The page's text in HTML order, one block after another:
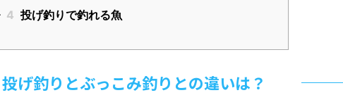
4 投げ釣りで釣れる魚
投げ釣りとぶっこみ釣りとの違いは？